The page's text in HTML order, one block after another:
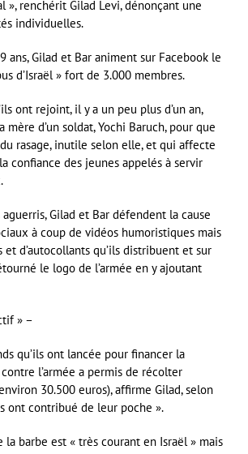
», renchérit Gilad Levi, dénonçant une
individuelles.
ans, Gilad et Bar animent sur Facebook le
d’Israël » fort de 3.000 membres.
ont rejoint, il y a un peu plus d’un an,
mère d’un soldat, Yochi Baruch, pour que
rasage, inutile selon elle, et qui affecte
confiance des jeunes appelés à servir
Gilad et Bar défendent la cause
à coup de vidéos humoristiques mais
et d’autocollants qu’ils distribuent et sur
le logo de l’armée en y ajoutant
» –
qu’ils ont lancée pour financer la
l’armée a permis de récolter
30.500 euros), affirme Gilad, selon
ont contribué de leur poche ».
la barbe est « très courant en Israël » mais